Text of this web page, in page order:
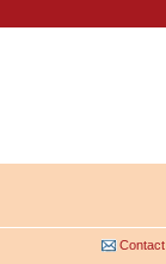
Contact